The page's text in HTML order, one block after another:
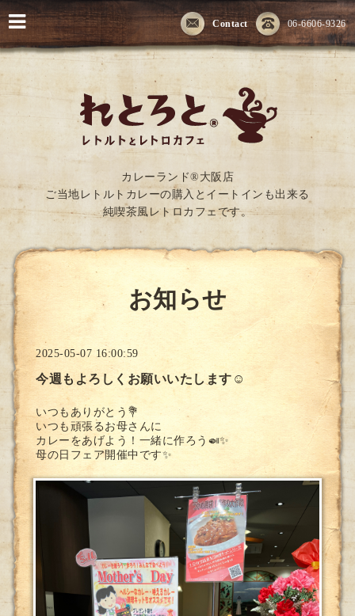
06-6606-9326
Contact
カレーランド®大阪店
ご当地レトルトカレーの購入とイートインも出来る
純喫茶風レトロカフェです。
お知らせ
2025-05-07 16:00:59
今週もよろしくお願いいたします☺️
いつもありがとう💐
いつも頑張るお母さんに
カレーをあげよう！一緒に作ろう🍛✨
母の日フェア開催中です✨